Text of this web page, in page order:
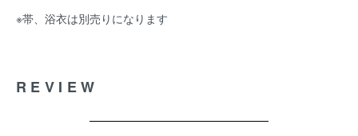
※帯、浴衣は別売りになります
REVIEW